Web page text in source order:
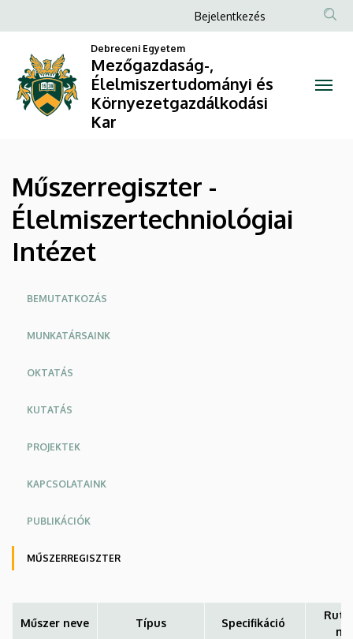
Élelmiszertechniológiai
Intézet
Mezőgazdaság-,
Élelmiszertudományi
és
Kar
a
Anonim
fiók
menüje
Bejelentkezés
Debreceni Egyetem
Mezőgazdaság-,
Élelmiszertudományi és
Környezetgazdálkodási
Kar
Műszerregiszter -
Élelmiszertechniológiai
Intézet
Oldalmenü
BEMUTATKOZÁS
MUNKATÁRSAINK
OKTATÁS
KUTATÁS
PROJEKTEK
KAPCSOLATAINK
PUBLIKÁCIÓK
MŰSZERREGISZTER
Műszer neve Típus Specifikáció